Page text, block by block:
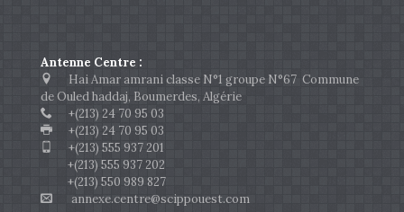
Antenne Centre :
Hai Amar amrani classe N°1 groupe N°67 Commune
de Ouled haddaj, Boumerdes, Algérie
+(213) 24 70 95 03
+(213) 24 70 95 03
+(213) 555 937 201
+(213) 555 937 202
+(213) 550 989 827
annexe.centre@scippouest.com